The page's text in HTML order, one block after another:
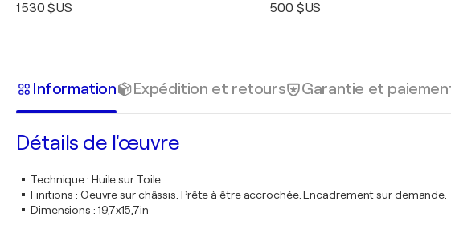
1 530 $US 500 $US
Information Expédition et retours Garantie et
Détails de l'œuvre
Technique: Huile sur Toile
Finitions : Oeuvre sur châssis. Prête à être accrochée. Encadrement sur demande.
Dimensions : 19,7x15,7in